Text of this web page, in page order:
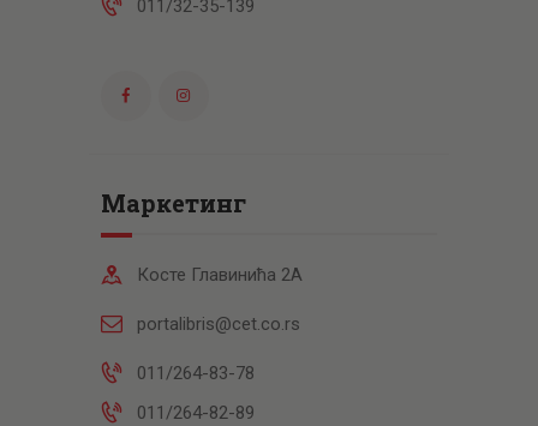
011/32-35-139
Маркетинг
Косте Главинића 2А
portalibris@cet.co.rs
011/264-83-78
011/264-82-89